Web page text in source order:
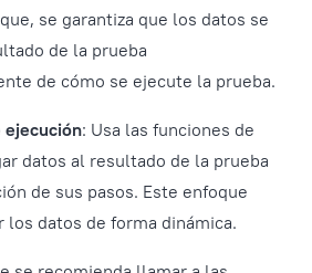
se garantiza que los datos se
de la prueba
de cómo se ejecute la prueba.
ejecución: Usa las funciones de
datos al resultado de la prueba
de sus pasos. Este enfoque
datos de forma dinámica.